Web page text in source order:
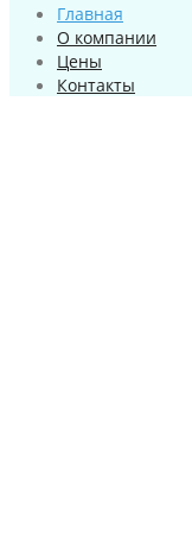
Главная
О компании
Цены
Контакты